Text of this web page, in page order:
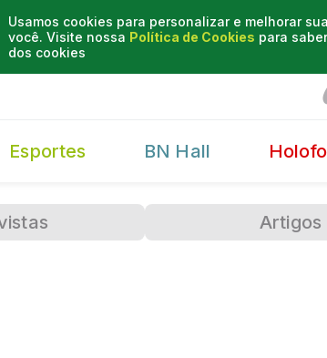
Usamos cookies para personalizar e melhorar
você. Visite nossa Política de Cookies para
dos cookies
Esportes BN Hall
Artigos